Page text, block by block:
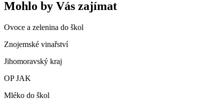
Mohlo by Vás zajímat
Ovoce a zelenina do škol
Znojemské vinařství
Jihomoravský kraj
OP JAK
Mléko do škol